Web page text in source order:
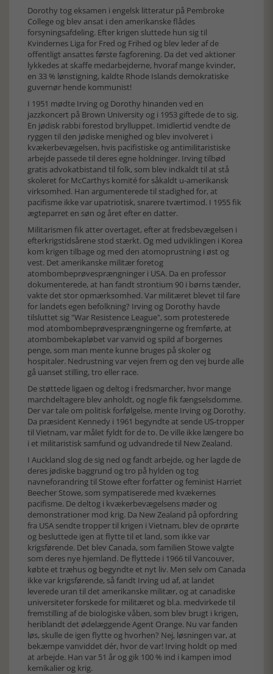
Dorothy tog eksamen i engelsk litteratur på Pembroke
College og blev ansat i den amerikanske flådes
forsyningsafdeling. Efter krigen sluttede hun sig til
Kvindernes Liga for Fred og Frihed og blev leder af de
offentligt ansattes første fagforening. Da det ved aktioner
lykkedes at skaffe medarbejderne, hvoraf mange kvinder,
en 33 % lønstigning, kaldte Rhode Islands demokratiske
guvernør hende kommunist!
I 1951 mødte Irving og Dorothy hinanden ved en
jazzkoncert på Brown University og i 1953 giftede de to sig.
En jødisk rabbi forestod brylluppet. Imidlertid vendte de
ryggen til den jødiske menighed og blev involveret i
kvækerbevægelsen, hvis pacifistiske og antimilitaristiske
arbejde passede til deres egne holdninger. Irving tilbød
gratis advokatbistand til folk, som blev indkaldt til at stå
skoleret for McCarthys komité for såkaldt u-amerikansk
virksomhed. Han argumenterede til stadighed for, at
pacifisme ikke var upatriotisk, snarere tværtimod. I 1955 fik
ægteparret en søn og året efter en datter.
Militarismen fik atter overtaget, efter at fredsbevægelsen i
efterkrigstidsårene stod stærkt. Og med udviklingen i Korea
kom krigen tilbage og med den atomoprustning i øst og
vest. Det amerikanske militær foretog
atombombeprøvesprængninger i USA. Da en professor
dokumenterede, at han fandt strontium 90 i børns tænder,
vakte det stor opmærksomhed. Var militæret blevet til fare
for landets egen befolkning? Irving og Dorothy havde
tilsluttet sig "War Resistence League", som protesterede
mod atombombeprøvesprængningerne og fremførte, at
atombombekapløbet var vanvid og spild af borgernes
penge, som man mente kunne bruges på skoler og
hospitaler. Nedrustning var vejen frem og den vej burde alle
gå uanset stilling, tro eller race.
De støttede ligaen og deltog i fredsmarcher, hvor mange
marchdeltagere blev anholdt, og nogle fik fængselsdomme.
Der var tale om politisk forfølgelse, mente Irving og Dorothy.
Da præsident Kennedy i 1961 begyndte at sende US-tropper
til Vietnam, var målet fyldt for de to. De ville ikke længere bo
i et militaristisk samfund og udvandrede til New Zealand.
I Auckland slog de sig ned og fandt arbejde, og her lagde de
deres jødiske baggrund og tro på hylden og tog
navneforandring til Stowe efter forfatter og feminist Harriet
Beecher Stowe, som sympatiserede med kvækernes
pacifisme. De deltog i kvækerbevægelsens møder og
demonstrationer mod krig. Da New Zealand på opfordring
fra USA sendte tropper til krigen i Vietnam, blev de oprørte
og besluttede igen at flytte til et land, som ikke var
krigsførende. Det blev Canada, som familien Stowe valgte
som deres nye hjemland. De flyttede i 1966 til Vancouver,
købte et træhus og begyndte et nyt liv. Men selv om Canada
ikke var krigsførende, så fandt Irving ud af, at landet
leverede uran til det amerikanske militær, og at canadiske
universiteter forskede for militæret og bl.a. medvirkede til
fremstilling af de biologiske våben, som blev brugt i krigen,
heriblandt det ødelæggende Agent Orange. Nu var fanden
løs, skulle de igen flytte og hvorhen? Nej, løsningen var, at
bekæmpe vanviddet dér, hvor de var! Irving holdt op med
at arbejde. Han var 51 år og gik 100 % ind i kampen imod
kemikalier og krig.